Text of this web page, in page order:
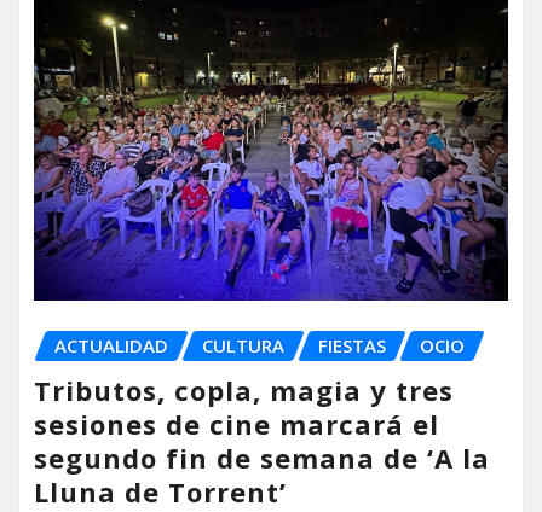
ACTUALIDAD CULTURA FIESTAS OCIO
Tributos, copla, magia y tres
sesiones de cine marcará el
segundo fin de semana de ‘A la
Lluna de Torrent’